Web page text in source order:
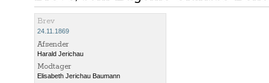
Brev
24.11.1869
Afsender
Harald Jerichau
Modtager
Elisabeth Jerichau Baumann